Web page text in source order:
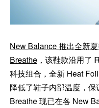
New Balance 推出全新
Breathe ，该鞋款沿用了
科技组合，全新 Heat
降低了鞋子内部温度，
Breathe 现已在各 New